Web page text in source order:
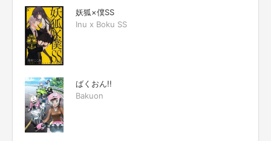
妖狐×僕SS
Inu x Boku SS
ばくおん!!
Bakuon